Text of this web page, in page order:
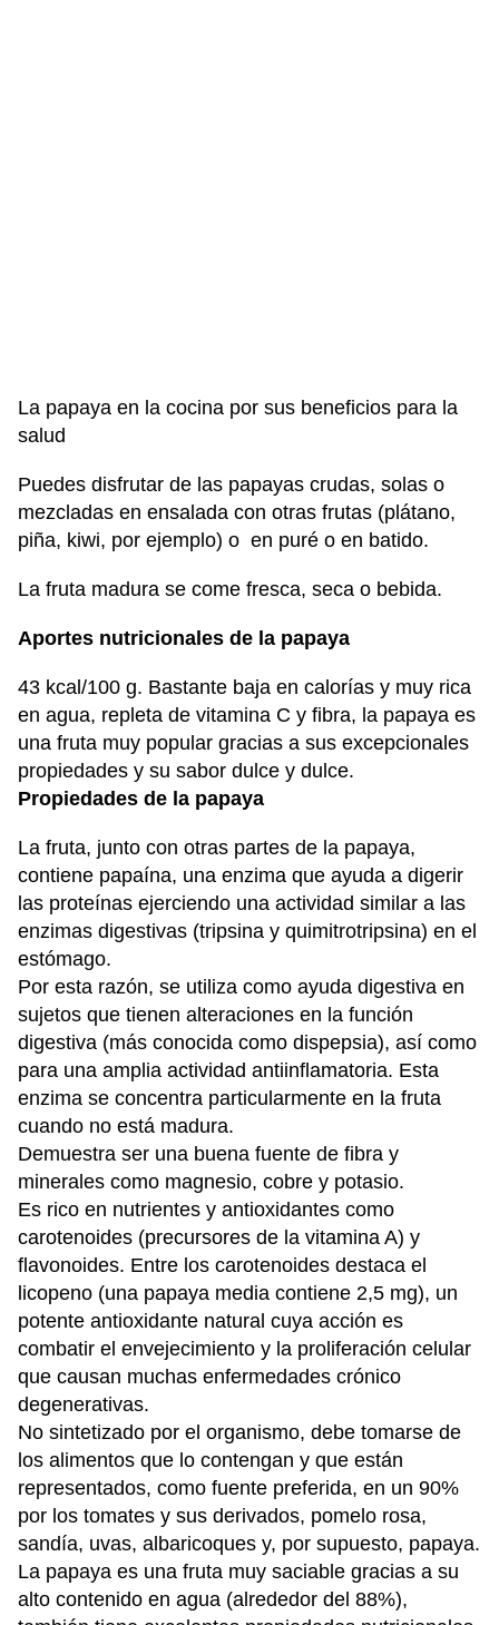
La papaya en la cocina por sus beneficios para la
salud
Puedes disfrutar de las papayas crudas, solas o
mezcladas en ensalada con otras frutas (plátano,
piña, kiwi, por ejemplo) o en puré o en batido.
La fruta madura se come fresca, seca o bebida.
Aportes nutricionales de la papaya
43 kcal/100 g. Bastante baja en calorías y muy rica
en agua, repleta de vitamina C y fibra, la papaya es
una fruta muy popular gracias a sus excepcionales
propiedades y su sabor dulce y dulce.
Propiedades de la papaya
La fruta, junto con otras partes de la papaya,
contiene papaína, una enzima que ayuda a digerir
las proteínas ejerciendo una actividad similar a las
enzimas digestivas (tripsina y quimitrotripsina) en el
estómago.
Por esta razón, se utiliza como ayuda digestiva en
sujetos que tienen alteraciones en la función
digestiva (más conocida como dispepsia), así como
para una amplia actividad antiinflamatoria. Esta
enzima se concentra particularmente en la fruta
cuando no está madura.
Demuestra ser una buena fuente de fibra y
minerales como magnesio, cobre y potasio.
Es rico en nutrientes y antioxidantes como
carotenoides (precursores de la vitamina A) y
flavonoides. Entre los carotenoides destaca el
licopeno (una papaya media contiene 2,5 mg), un
potente antioxidante natural cuya acción es
combatir el envejecimiento y la proliferación celular
que causan muchas enfermedades crónico
degenerativas.
No sintetizado por el organismo, debe tomarse de
los alimentos que lo contengan y que están
representados, como fuente preferida, en un 90%
por los tomates y sus derivados, pomelo rosa,
sandía, uvas, albaricoques y, por supuesto, papaya.
La papaya es una fruta muy saciable gracias a su
alto contenido en agua (alrededor del 88%),